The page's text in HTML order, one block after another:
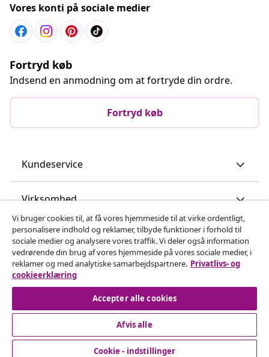
Vores konti på sociale medier
Fortryd køb
Indsend en anmodning om at fortryde din ordre.
Fortryd køb
Kundeservice
Virksomhed
vidaXL
Opdag mere
Vi bruger cookies til, at få vores hjemmeside til at virke ordentligt,
personalisere indhold og reklamer, tilbyde funktioner i forhold til
sociale medier og analysere vores traffik. Vi deler også information
vedrørende din brug af vores hjemmeside på vores sociale medier, i
reklamer og med analytiske samarbejdspartnere. Privatlivs- og
cookieerklæring
Accepter alle cookies
Afvis alle
Cookie - indstillinger